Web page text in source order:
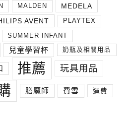
MALDEN MEDELA
AVENT PLAYTEX
SUMMER INFANT
兒童學習杯 奶瓶及相關用品
推薦 玩具用品
膳魔師 費雪 運費